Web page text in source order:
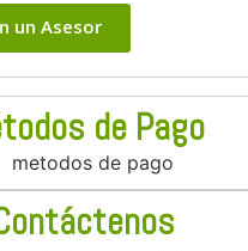
un Asesor
de Pago